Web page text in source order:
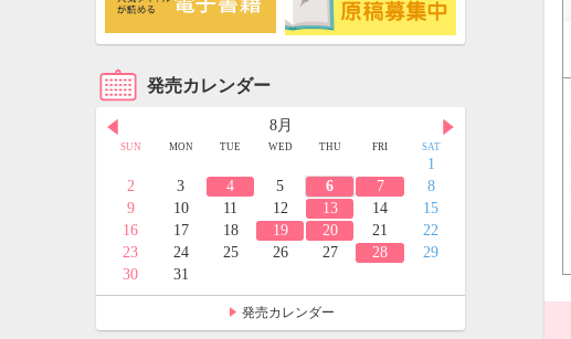
発売カレンダー
8月
SUN MON TUE WED THU FRI SAT
1
2
3 4 5 6 7
8
9
10 11 12 13 14
15
16
17 18 19 20 21
22
23
24 25 26 27 28
29
30
31
発売カレンダー